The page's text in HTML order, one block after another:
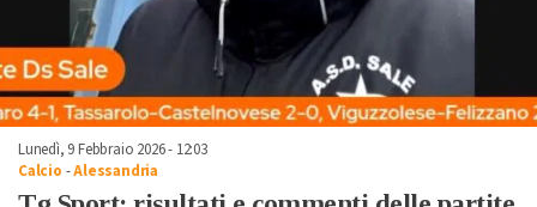
Lunedì, 9 Febbraio 2026 - 12:03
Calcio -Alessandria